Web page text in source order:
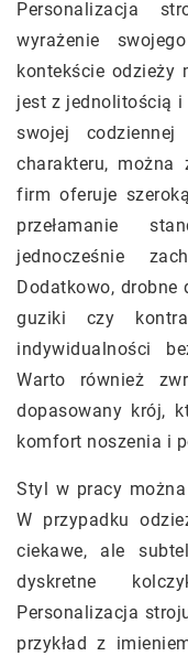
Personalizacja
wyrażenie
kontekście odzieży
jest z jednolitością i
swojej codziennej
charakteru, można
firm oferuje
przełamanie
jednocześnie
Dodatkowo,
guziki czy
indywidualności
Warto również
dopasowany krój,
komfort noszenia i
Styl w pracy
W przypadku
ciekawe, ale
dyskretne
Personalizacja
przykład z